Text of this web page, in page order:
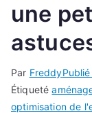
une
Par Freddy
Étiqueté
optimisation de